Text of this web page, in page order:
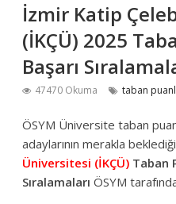
İzmir Katip
(İKÇÜ) 2025
Başarı
47470 Okuma taban
ÖSYM Üniversite taban
adaylarının merakla beklediği
Üniversitesi (İKÇÜ) Taban
Sıralamaları ÖSYM